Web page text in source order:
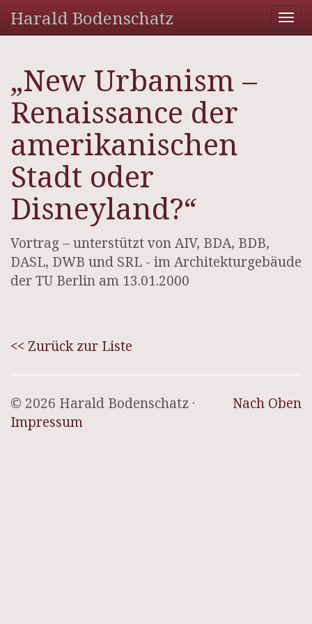
Harald Bodenschatz
„New Urbanism –
Renaissance der
amerikanischen
Stadt oder
Disneyland?“
Vortrag – unterstützt von AIV, BDA, BDB,
DASL, DWB und SRL - im Architekturgebäude
der TU Berlin am 13.01.2000
<< Zurück zur Liste
Nach Oben
© 2026 Harald Bodenschatz ·
Impressum